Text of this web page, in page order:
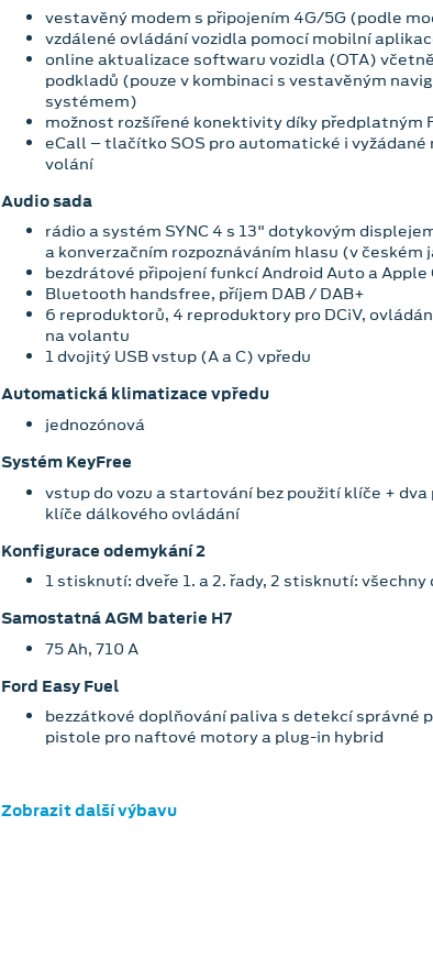
vestavěný modem s připojením 4G/5G (podle
vzdálené ovládání vozidla pomocí mobilní
online aktualizace softwaru vozidla (OTA)
podkladů (pouze v kombinaci s vestavěným
systémem)
možnost rozšířené konektivity díky předplatným
eCall – tlačítko SOS pro automatické i vyžádané
volání
Audio sada
rádio a systém SYNC 4 s 13" dotykovým
a konverzačním rozpoznáváním hlasu (v českém
bezdrátové připojení funkcí Android Auto a Apple
Bluetooth handsfree, příjem DAB / DAB+
6 reproduktorů, 4 reproduktory pro DCiV,
na volantu
1 dvojitý USB vstup (A a C) vpředu
Automatická klimatizace vpředu
jednozónová
Systém KeyFree
vstup do vozu a startování bez použití klíče + dva
klíče dálkového ovládání
Konfigurace odemykání 2
1 stisknutí: dveře 1. a 2. řady, 2 stisknutí: všechny
Samostatná AGM baterie H7
75 Ah, 710 A
Ford Easy Fuel
bezzátkové doplňování paliva s detekcí správné
pistole pro naftové motory a plug-in hybrid
Zobrazit další výbavu